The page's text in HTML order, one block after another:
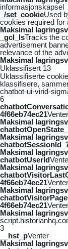
informasjonskapsel
_/set_cookieUsed
cookies required for
Maksimal
_gcl_lsTracks the
advertisement
relevance of the
Maksimal
Uklassifisert 13
Uklassifiserte
klassifisere,
chatbot-ui-virid-
6
4f66eb74ec21Venter
Maksimal
Maksimal
Maksimal
chatbotUserId
Maksimal
4f66eb74ec21Venter
Maksimal
4f66eb74ec21Venter
Maksimal
3
__hst_pVenter
Maksimal